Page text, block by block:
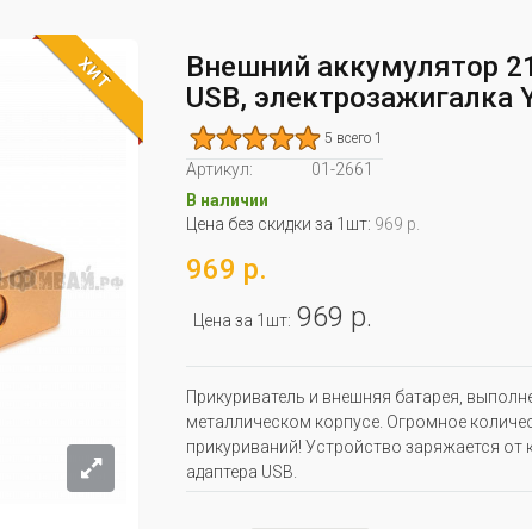
ХИТ
Внешний аккумулятор
USB, электрозажигалка
5 всего 1
Артикул:
01-2661
В наличии
Цена без скидки за 1шт: 969 р.
969 р.
Цена за 1шт: 969 р.
Прикуриватель и внешняя батарея,
металлическом корпусе. Огромное
прикуриваний! Устройство заряжается от
адаптера USB.